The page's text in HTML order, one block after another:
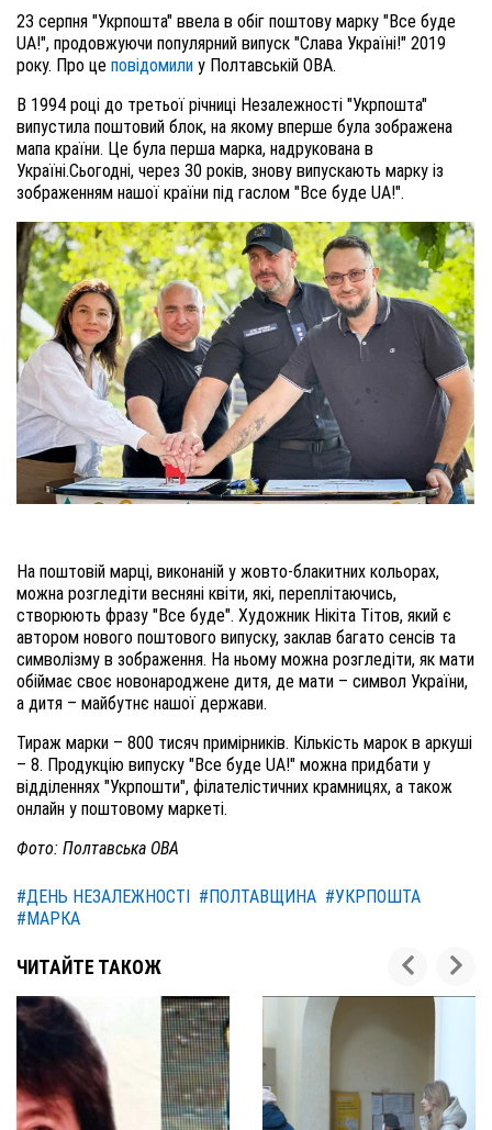
23 серпня "Укрпошта" ввела в обіг поштову марку "Все буде
UA!", продовжуючи популярний випуск "Слава Україні!" 2019
року. Про це повідомили у Полтавській ОВА.
В 1994 році до третьої річниці Незалежності "Укрпошта"
випустила поштовий блок, на якому вперше була зображена
мапа країни. Це була перша марка, надрукована в
Україні.Сьогодні, через 30 років, знову випускають марку із
зображенням нашої країни під гаслом "Все буде UA!".
На поштовій марці, виконаній у жовто-блакитних кольорах,
можна розгледіти весняні квіти, які, переплітаючись,
створюють фразу "Все буде". Художник Нікіта Тітов, який є
автором нового поштового випуску, заклав багато сенсів та
символізму в зображення. На ньому можна розгледіти, як мати
обіймає своє новонароджене дитя, де мати – символ України,
а дитя – майбутнє нашої держави.
Тираж марки – 800 тисяч примірників. Кількість марок в аркуші
– 8. Продукцію випуску "Все буде UA!" можна придбати у
відділеннях "Укрпошти", філателістичних крамницях, а також
онлайн у поштовому маркеті.
Фото: Полтавська ОВА
#ДЕНЬ НЕЗАЛЕЖНОСТІ #ПОЛТАВЩИНА #УКРПОШТА
#МАРКА
ЧИТАЙТЕ ТАКОЖ